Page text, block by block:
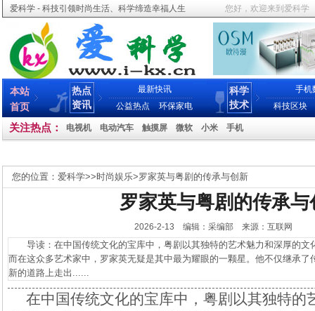
爱科学 - 科技引领时尚生活、科学缔造幸福人生 您好，欢迎来到爱科学
本站
首页
热点
资讯
最新快讯
公益热点
环保家电
科学
技术
手机
科技区块
关注热点： 电视机 电动汽车 触摸屏 微软 小米 手机
您的位置： 爱科学>>时尚娱乐>罗家英与粤剧的传承与创新
罗家英与粤剧的传承与
2026-2-13 编辑：采编部 来源：互联网
导读：在中国传统文化的宝库中，粤剧以其独特的艺术魅力和深厚的文
而在这众多艺术家中，罗家英无疑是其中最为耀眼的一颗星。他不仅继承
新的道路上走出......
在中国传统文化的宝库中，粤剧以其独特的